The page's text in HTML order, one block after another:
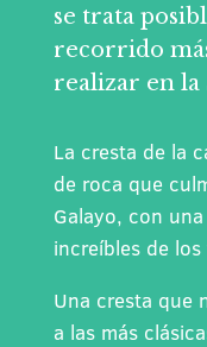
se trata
recorrido
realizar en la
La cresta de la
de roca que
Galayo, con
increíbles de
Una cresta que
a las más